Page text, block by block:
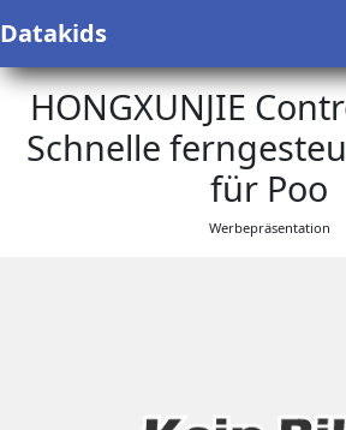
Datakids
HONGXUNJIE
Schnelle
für Poo
Werbepräsentation